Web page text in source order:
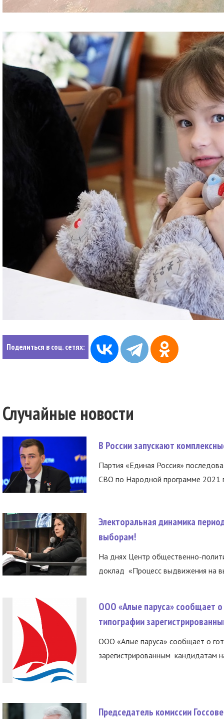
Поделиться в соц. сетях:
Случайные новости
В России запускают
Партия «Единая Россия»
СВО по Народной программе 2021
Электоральная динамика
выборам!
На днях Центр общественно-
доклад «Процесс выдвижения на
ООО «Алые паруса» сообщает о
типографии
ООО «Алые паруса» сообщает о
зарегистрированным кандидатам
Председатель комиссии